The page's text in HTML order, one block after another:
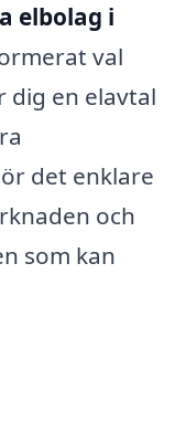
elbolag i
val
dig en elavtal
det enklare
och
som kan